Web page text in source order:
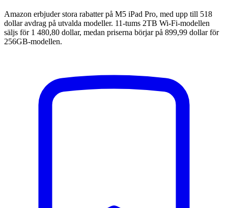
Amazon erbjuder stora rabatter på M5 iPad Pro, med upp till 518
dollar avdrag på utvalda modeller. 11-tums 2TB Wi-Fi-modellen
säljs för 1 480,80 dollar, medan priserna börjar på 899,99 dollar för
256GB-modellen.